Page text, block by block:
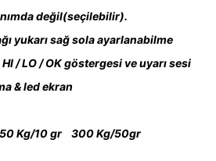
değil(seçilebilir).
yukarı sağ sola ayarlanabilme
/ LO / OK göstergesi ve uyarı sesi
& led ekran
Kg/10 gr 300 Kg/50gr